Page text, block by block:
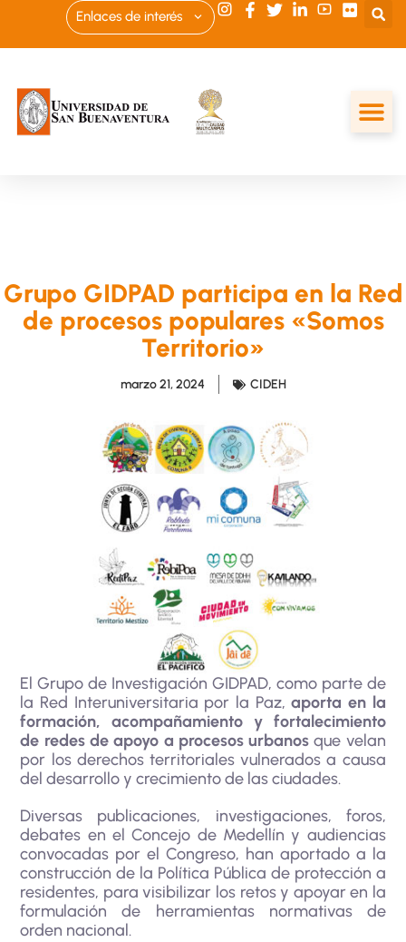
Enlaces de interés
Grupo GIDPAD participa en la Red
de procesos populares «Somos
Territorio»
marzo 21, 2024 CIDEH
El Grupo de Investigación GIDPAD, como parte de
la Red Interuniversitaria por la Paz,aporta en la
formación, acompañamiento y fortalecimiento
de redes de apoyo a procesos urbanos que velan
por los derechos territoriales vulnerados a causa
del desarrollo y crecimiento de las ciudades.
Diversas publicaciones, investigaciones, foros,
debates en el Concejo de Medellín y audiencias
convocadas por el Congreso, han aportado a la
construcción de la Política Pública de protección a
residentes, para visibilizar los retos y apoyar en la
formulación de herramientas normativas de
orden nacional.